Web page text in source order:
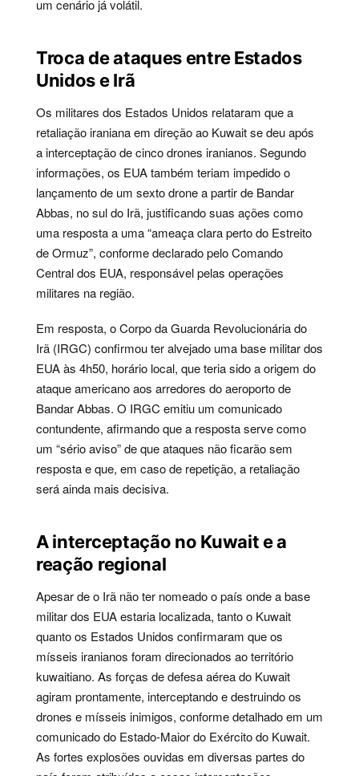
um cenário já volátil.
Troca de ataques entre Estados
Unidos e Irã
Os militares dos Estados Unidos relataram que a
retaliação iraniana em direção ao Kuwait se deu após
a interceptação de cinco drones iranianos. Segundo
informações, os EUA também teriam impedido o
lançamento de um sexto drone a partir de Bandar
Abbas, no sul do Irã, justificando suas ações como
uma resposta a uma “ameaça clara perto do Estreito
de Ormuz”, conforme declarado pelo Comando
Central dos EUA, responsável pelas operações
militares na região.
Em resposta, o Corpo da Guarda Revolucionária do
Irã (IRGC) confirmou ter alvejado uma base militar dos
EUA às 4h50, horário local, que teria sido a origem do
ataque americano aos arredores do aeroporto de
Bandar Abbas. O IRGC emitiu um comunicado
contundente, afirmando que a resposta serve como
um “sério aviso” de que ataques não ficarão sem
resposta e que, em caso de repetição, a retaliação
será ainda mais decisiva.
A interceptação no Kuwait e a
reação regional
Apesar de o Irã não ter nomeado o país onde a base
militar dos EUA estaria localizada, tanto o Kuwait
quanto os Estados Unidos confirmaram que os
mísseis iranianos foram direcionados ao território
kuwaitiano. As forças de defesa aérea do Kuwait
agiram prontamente, interceptando e destruindo os
drones e mísseis inimigos, conforme detalhado em um
comunicado do Estado-Maior do Exército do Kuwait.
As fortes explosões ouvidas em diversas partes do